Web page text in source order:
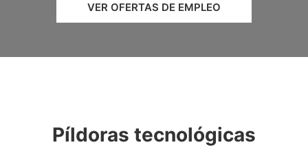
VER OFERTAS DE EMPLEO
Píldoras tecnológicas